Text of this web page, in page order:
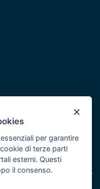
Puglia 2014/2020 -
×
per garantire
di terze parti
esterni. Questi
il consenso.